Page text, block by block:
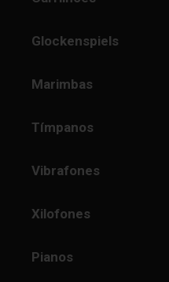
Glockenspiels
Marimbas
Tímpanos
Vibrafones
Xilofones
Pianos